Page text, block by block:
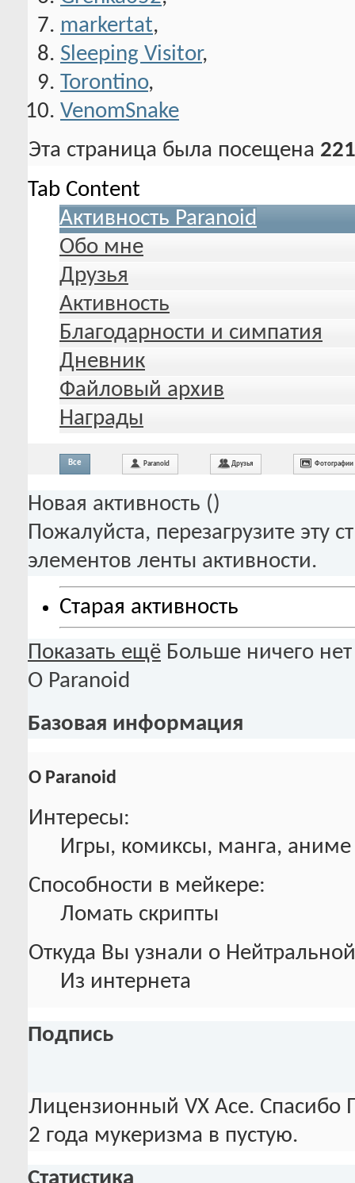
markertat,
Sleeping Visitor,
Torontino,
VenomSnake
Эта страница была посещена
Tab Content
Активность Paranoid
Обо мне
Друзья
Активность
Благодарности и симпатия
Дневник
Файловый архив
Награды
Все Paranoid Друзья Фотографии
Новая активность ()
Пожалуйста, перезагрузите эту
элементов ленты активности.
Старая активность
Показать ещё Больше ничего нет
О Paranoid
Базовая информация
О Paranoid
Интересы:
Игры, комиксы, манга, аниме
Способности в мейкере:
Ломать скрипты
Откуда Вы узнали о
Из интернета
Подпись
Лицензионный VX Ace. Спасибо
2 года мукеризма в пустую.